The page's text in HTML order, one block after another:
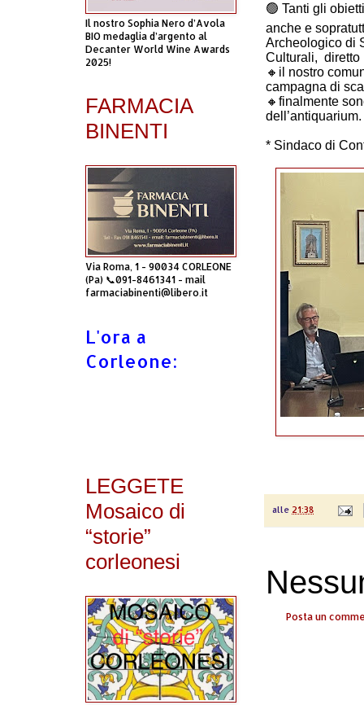
🟢 Tanti gli
anche e
Archeologico di
Culturali, diretto
🔸 il nostro
campagna di
🔸 finalmente
dell’antiquarium.
* Sindaco di
alle 21:38
Posta un
Il nostro Sophia Nero d’Avola
BIO medaglia d’argento al
Decanter World Wine Awards
2025!
FARMACIA
BINENTI
Via Roma, 1 - 90034 CORLEONE
(Pa) 📞091-8461341 - mail
farmaciabinenti@libero.it
L'ora a
Corleone:
LEGGETE
Mosaico di
“storie”
corleonesi